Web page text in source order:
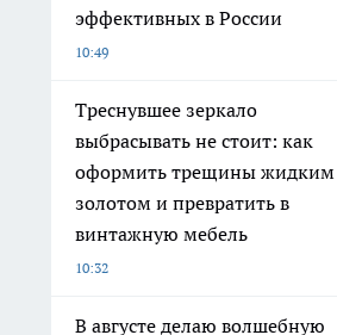
эффективных в России
10:49
Треснувшее зеркало
выбрасывать не стоит: как
оформить трещины жидким
золотом и превратить в
винтажную мебель
10:32
В августе делаю волшебную